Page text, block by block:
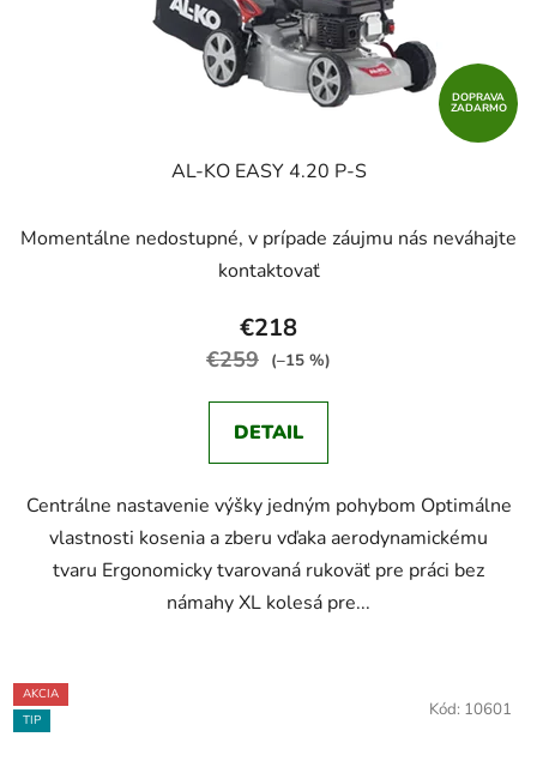
DOPRAVA
ZADARMO
AL-KO EASY 4.20 P-S
Momentálne nedostupné, v prípade záujmu nás neváhajte
kontaktovať
€218
€259 (–15 %)
DETAIL
Centrálne nastavenie výšky jedným pohybom Optimálne
vlastnosti kosenia a zberu vďaka aerodynamickému
tvaru Ergonomicky tvarovaná rukoväť pre práci bez
námahy XL kolesá pre...
AKCIA
TIP
Kód: 10601